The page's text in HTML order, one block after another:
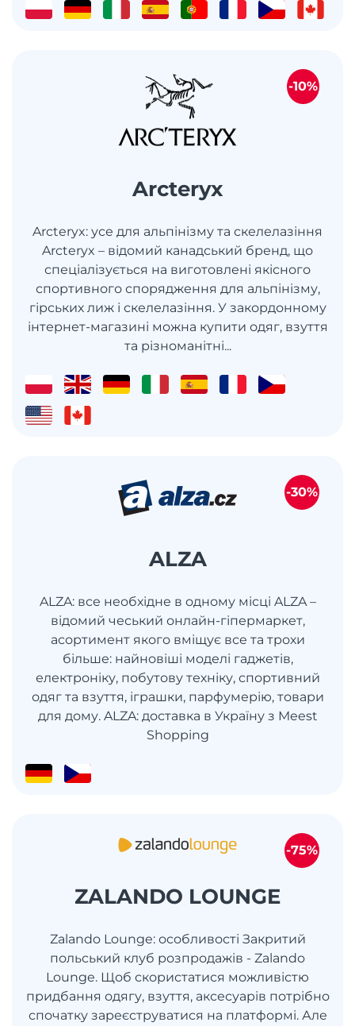
Arcteryx
Arcteryx: усе для альпінізму та скелелазіння
Arcteryx – відомий канадський бренд, що
спеціалізується на виготовлені якісного
спортивного спорядження для альпінізму,
гірських лиж і скелелазіння. У закордонному
інтернет-магазині можна купити одяг, взуття
та різноманітні...
-10%
ALZA
ALZA: все необхідне в одному місці ALZA –
відомий чеський онлайн-гіпермаркет,
асортимент якого вміщує все та трохи
більше: найновіші моделі гаджетів,
електроніку, побутову техніку, спортивний
одяг та взуття, іграшки, парфумерію, товари
для дому. ALZA: доставка в Україну з Meest
Shopping
-30%
ZALANDO LOUNGE
Zalando Lounge: особливості Закритий
польський клуб розпродажів - Zalando
Lounge. Щоб скористатися можливістю
придбання одягу, взуття, аксесуарів потрібно
спочатку зареєструватися на платформі. Але
-75%